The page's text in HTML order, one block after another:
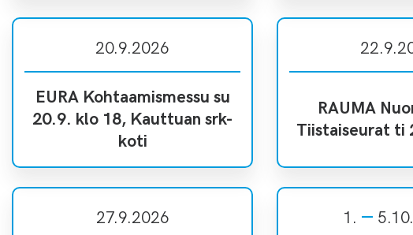
20.9.2026
EURA Kohtaamismessu su
20.9. klo 18, Kauttuan srk-
koti
RAUMA
Tiistaiseurat ti
27.9.2026 1.